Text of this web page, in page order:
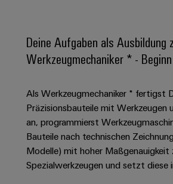
Sicherheit
für
moderne
Energienetze
Gebäudeinfrastruktur
Lösungen
die
spezifischen
Anforderungen
in
Smart
Cabinet
Building
Smart
Metering
Weidmüller
Configurator
Verteilerboxen
Koppelrelais
&
Halbleiterrelais
Trennverstärker
Weidmüller
Configurator
PCB
Connector
Services
Akkreditiertes
Labor
Kundenservice
Preisliste
Kataloganforderung
|
Kundenmagazin
Management
Informationen
und
Zertifikate
Für
Schülerinnen
Schüler
Ausbildung
Duales
Studium
Deine Aufgaben als Ausbildung
Werkzeugmechaniker * -
Als Werkzeugmechaniker * fertigst
Präzisionsbauteile mit Werkzeugen
an, programmierst
Bauteile nach technischen
Modelle) mit hoher Maßgenauigkeit
Spezialwerkzeugen und setzt diese